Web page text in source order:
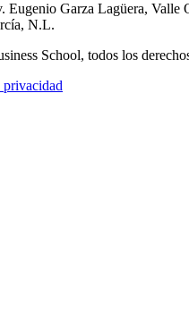
Eugenio Garza Lagüera, Valle
N.L.
School, todos los